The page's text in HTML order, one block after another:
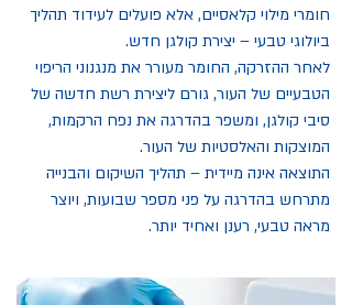
חומרי מילוי קלאסיים, אלא פועלים לעידוד תהליך
ביולוגי טבעי – יצירת קולגן חדש.
לאחר ההזרקה, החומר מעורר את מנגנוני הריפוי
הטבעיים של העור, גורם ליצירת רשת חדשה של
סיבי קולגן, ומשפר בהדרגה את נפח הרקמות,
המוצקות והאלסטיות של העור.
התוצאה אינה מיידית – תהליך השיקום והבנייה
מתרחש בהדרגה על פני מספר שבועות, ויוצר
מראה טבעי, רענן ואחיד יותר.